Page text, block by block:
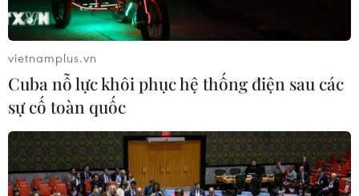
Saudi Arabia bắn hạ máy bay không người
vietnamplus.vn
Cuba nỗ lực khôi phục hệ thống điện sau các
sự cố toàn quốc